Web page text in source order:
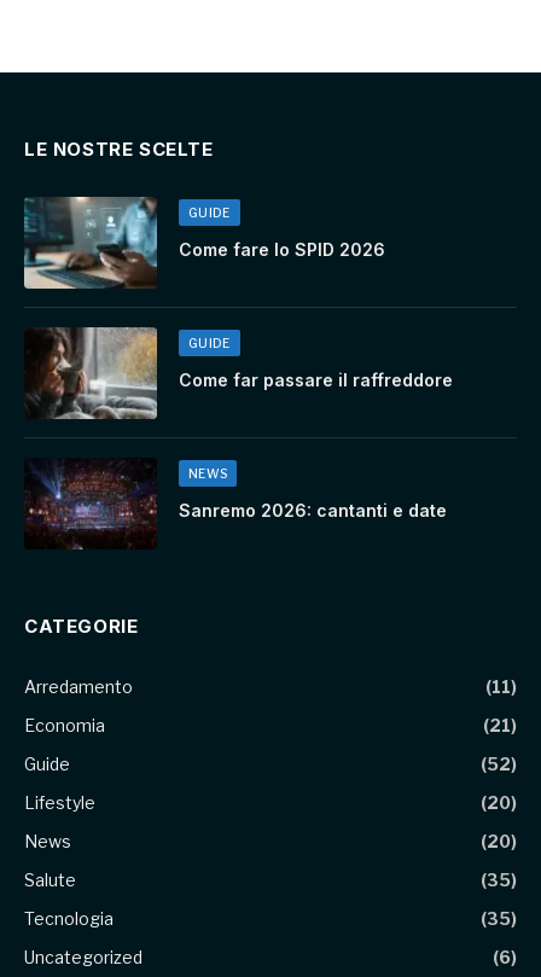
LE NOSTRE SCELTE
GUIDE
Come fare lo SPID 2026
GUIDE
Come far passare il raffreddore
NEWS
Sanremo 2026: cantanti e date
CATEGORIE
Arredamento
(11)
Economia
(21)
Guide
(52)
Lifestyle
(20)
News
(20)
Salute
(35)
Tecnologia
(35)
Uncategorized
(6)